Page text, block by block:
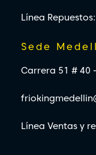
Línea
Sede
Carrera 51 # 40
Línea Ventas y